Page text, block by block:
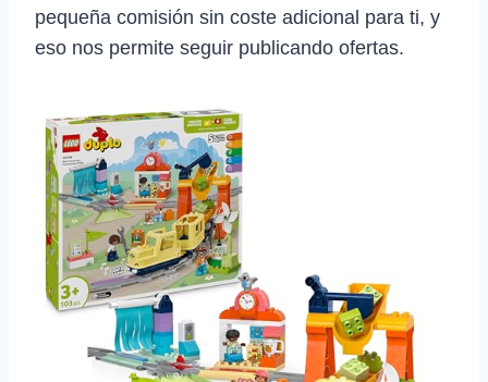
pequeña comisión sin coste adicional para ti, y
eso nos permite seguir publicando ofertas.